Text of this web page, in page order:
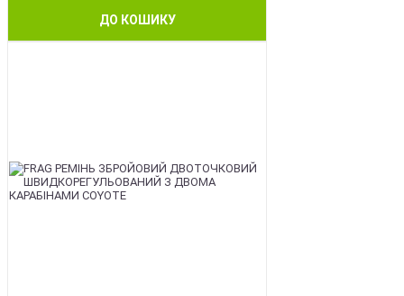
ДО КОШИКУ